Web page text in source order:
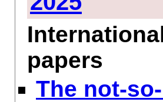
papers
The not-